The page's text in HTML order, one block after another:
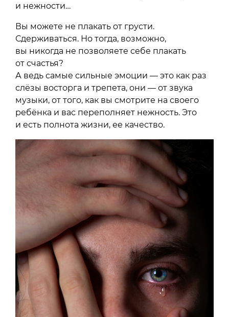
и нежности…
Вы можете не плакать от грусти.
Сдерживаться. Но тогда, возможно,
вы никогда не позволяете себе плакать
от счастья?
А ведь самые сильные эмоции — это как раз
слёзы восторга и трепета, они — от звука
музыки, от того, как вы смотрите на своего
ребёнка и вас переполняет нежность. Это
и есть полнота жизни, ее качество.